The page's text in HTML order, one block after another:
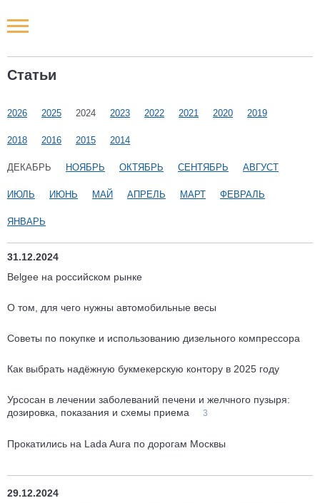
Статьи
2026 2025 2024 2023 2022 2021 2020 2019
2018 2016 2015 2014
ДЕКАБРЬ НОЯБРЬ ОКТЯБРЬ СЕНТЯБРЬ АВГУСТ
ИЮЛЬ ИЮНЬ МАЙ АПРЕЛЬ МАРТ ФЕВРАЛЬ
ЯНВАРЬ
31.12.2024
Belgee на российском рынке
О том, для чего нужны автомобильные весы
Советы по покупке и использованию дизельного компрессора
Как выбрать надёжную букмекерскую контору в 2025 году
Урсосан в лечении заболеваний печени и желчного пузыря:
дозировка, показания и схемы приема
3
Прокатились на Lada Aura по дорогам Москвы
29.12.2024
Новости РФ
Наши мероприятия
Статьи